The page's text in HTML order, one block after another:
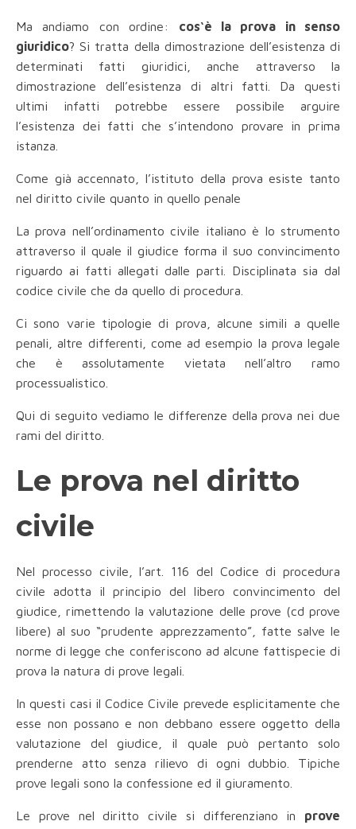
Ma andiamo con ordine: cos‘è la prova in senso
giuridico? Si tratta della dimostrazione dell’esistenza di
determinati fatti giuridici, anche attraverso la
dimostrazione dell’esistenza di altri fatti. Da questi
ultimi infatti potrebbe essere possibile arguire
l’esistenza dei fatti che s’intendono provare in prima
istanza.
Come già accennato, l’istituto della prova esiste tanto
nel diritto civile quanto in quello penale
La prova nell’ordinamento civile italiano è lo strumento
attraverso il quale il giudice forma il suo convincimento
riguardo ai fatti allegati dalle parti. Disciplinata sia dal
codice civile che da quello di procedura.
Ci sono varie tipologie di prova, alcune simili a quelle
penali, altre differenti, come ad esempio la prova legale
che è assolutamente vietata nell’altro ramo
processualistico.
Qui di seguito vediamo le differenze della prova nei due
rami del diritto.
Le prova nel diritto
civile
Nel processo civile, l’art. 116 del Codice di procedura
civile adotta il principio del libero convincimento del
giudice, rimettendo la valutazione delle prove (cd prove
libere) al suo “prudente apprezzamento”, fatte salve le
norme di legge che conferiscono ad alcune fattispecie di
prova la natura di prove legali.
In questi casi il Codice Civile prevede esplicitamente che
esse non possano e non debbano essere oggetto della
valutazione del giudice, il quale può pertanto solo
prenderne atto senza rilievo di ogni dubbio. Tipiche
prove legali sono la confessione ed il giuramento.
Le prove nel diritto civile si differenziano in prove